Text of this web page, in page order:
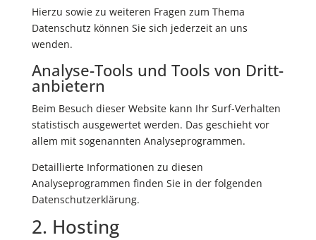
Hierzu sowie zu weiteren Fragen zum Thema
Datenschutz können Sie sich jederzeit an uns
wenden.
Analyse-Tools und Tools von Dritt­
anbietern
Beim Besuch dieser Website kann Ihr Surf-Verhalten
statistisch ausgewertet werden. Das geschieht vor
allem mit sogenannten Analyseprogrammen.
Detaillierte Informationen zu diesen
Analyseprogrammen finden Sie in der folgenden
Datenschutzerklärung.
2. Hosting